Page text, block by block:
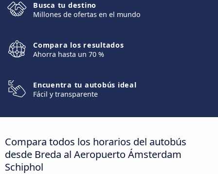
Busca tu destino
Millones de ofertas en el mundo
Compara los resultados
Ahorra hasta un 70 %
Encuentra tu autobús ideal
Fácil y transparente
Compara todos los horarios del autobús
desde Breda al Aeropuerto Ámsterdam
Schiphol